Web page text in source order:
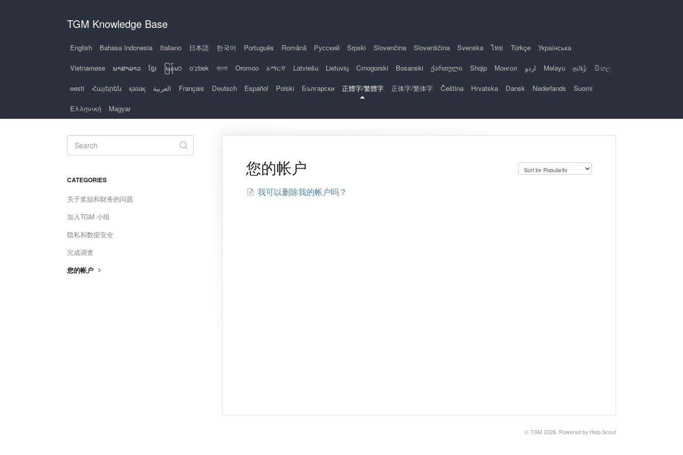
TGM Knowledge Base
English Bahasa Indonesia Italiano 日本語 한국어 Português Română Русский Srpski Slovenčina Slovenščina Svenska ไทย Türkçe Українська
Vietnamese ພາສາລາວ ខ្មែរ မြန်မာ o'zbek বাংলা Oromoo አማርኛ Latviešu Lietuvių Crnogorski Bosanski ქართული Shqip Монгол اردو Melayu தமிழ் සිංහල
eesti Հայերեն қазақ العربية Français Deutsch Español Polski Български 正體字/繁體字 正体字/繁体字 Čeština Hrvatska Dansk Nederlands Suomi
Ελληνική Magyar
您的帐户
我可以删除我的帐户吗？
Toggle
Search
CATEGORIES
关于奖励和财务的问题
加入TGM 小组
隐私和数据安全
完成调查
您的帐户
© TGM 2026. Powered by Help Scout